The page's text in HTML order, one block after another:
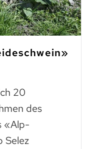
20
des
«Alp-
Selez